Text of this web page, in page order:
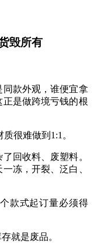
毁所有
款外观，谁便宜拿
是做跨境亏钱的根
很难做到1:1。
回收料、废塑料。
冻，开裂、泛白、
款式起订量必须得
就是废品。